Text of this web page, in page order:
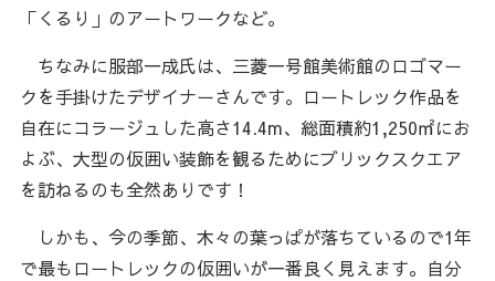
「くるり」のアートワークなど。
ちなみに服部一成氏は、三菱一号館美術館のロゴマー
クを手掛けたデザイナーさんです。ロートレック作品を
自在にコラージュした高さ14.4m、総面積約1,250㎡にお
よぶ、大型の仮囲い装飾を観るためにブリックスクエア
を訪ねるのも全然ありです！
しかも、今の季節、木々の葉っぱが落ちているので1年
で最もロートレックの仮囲いが一番良く見えます。自分